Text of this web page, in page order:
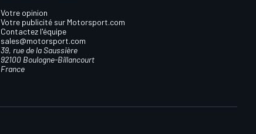
Votre opinion
Votre publicité sur Motorsport.com
Contactez l'équipe
sales@motorsport.com
39, rue de la Saussière
92100 Boulogne-Billancourt
France